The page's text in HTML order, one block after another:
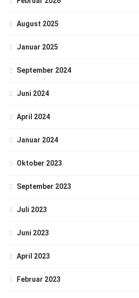
August 2025
Januar 2025
September 2024
Juni 2024
April 2024
Januar 2024
Oktober 2023
September 2023
Juli 2023
Juni 2023
April 2023
Februar 2023